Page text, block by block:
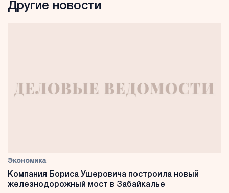
Другие новости
Экономика
Компания Бориса Ушеровича построила новый
железнодорожный мост в Забайкалье